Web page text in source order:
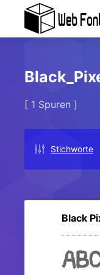
[ 1 Spuren ]
Stichworte
Black